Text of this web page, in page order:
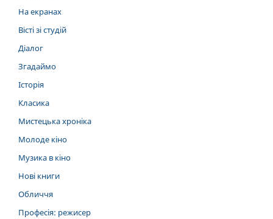
На екранах
Вісті зі студій
Діалог
Згадаймо
Історія
Класика
Мистецька хроніка
Молоде кіно
Музика в кіно
Нові книги
Обличчя
Професія: режисер